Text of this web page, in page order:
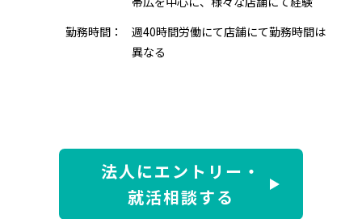
勤務時間：
週40時間労働にて店舗にて勤務時間は
異なる
法人にエントリー・
就活相談する